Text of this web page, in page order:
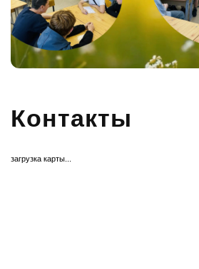
Контакты
загрузка карты...